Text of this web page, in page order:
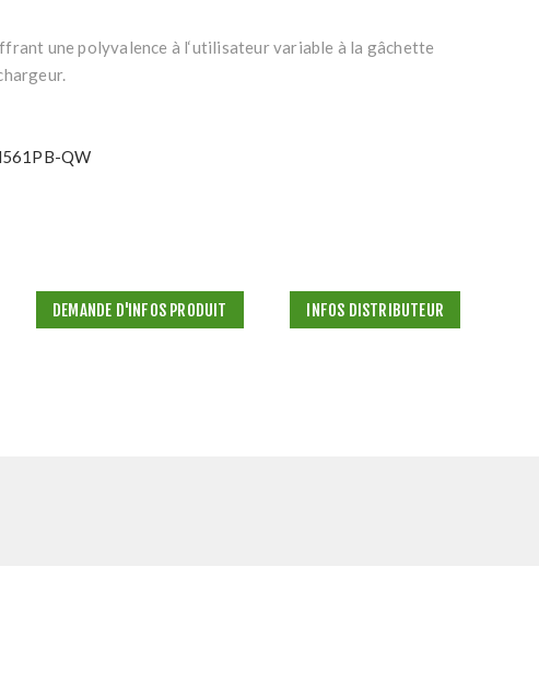
une polyvalence à l‘utilisateur variable à la gâchette
QW
DEMANDE D'INFOS PRODUIT INFOS DISTRIBUTEUR